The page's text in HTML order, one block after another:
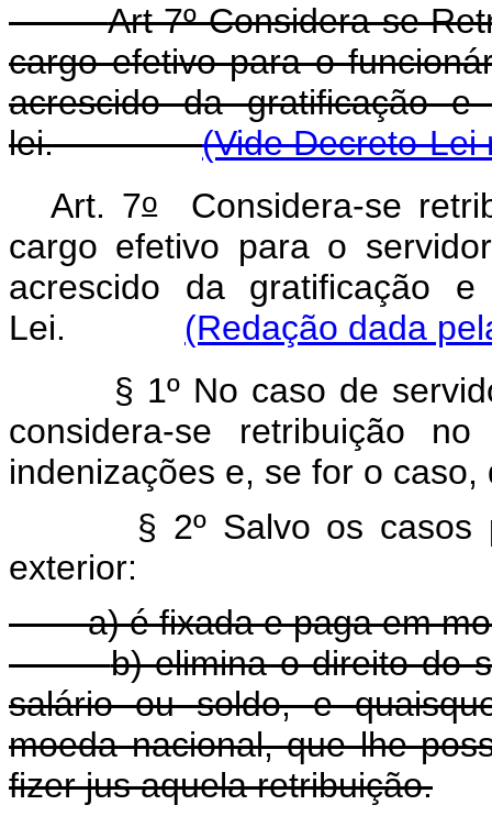
Art 7º Considera-se
cargo efetivo para o
acrescido da gratificação e
lei.(Vide Decreto-Lei
Art. 7oConsidera-se
cargo efetivo para o
acrescido da gratificação
Lei. (Redação dada
§ 1º No caso de
considera-se retribuição
indenizações e, se for o
§ 2º Salvo os casos
exterior:
a) é fixada e paga em
b) elimina o direito do
salário ou soldo, e
moeda nacional, que lhe
fizer jus aquela retribuição.